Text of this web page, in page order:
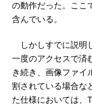
の動作だった。ここ
含んでいる。
しかしすでに説明
一度のアクセスで済
き続き、画像ファイ
割されている場合な
た仕様においては、